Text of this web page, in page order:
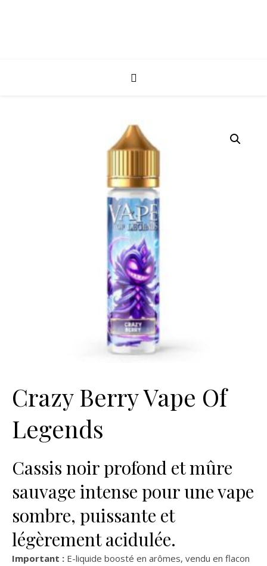
Crazy Berry Vape Of
Legends
Cassis noir profond et mûre
sauvage intense pour une vape
sombre, puissante et
légèrement acidulée.
Important : E-liquide boosté en arômes, vendu en flacon